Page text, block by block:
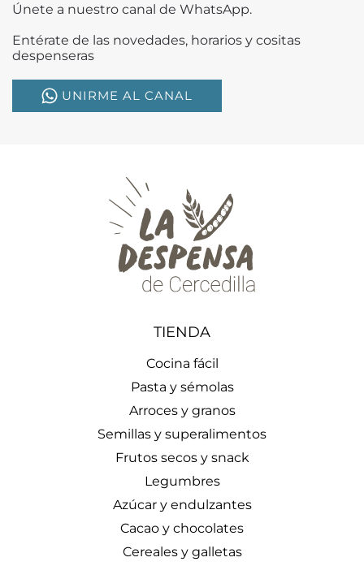
Únete a nuestro canal de WhatsApp.
Entérate de las novedades, horarios y cositas
despenseras
UNIRME AL CANAL
TIENDA
Cocina fácil
Pasta y sémolas
Arroces y granos
Semillas y superalimentos
Frutos secos y snack
Legumbres
Azúcar y endulzantes
Cacao y chocolates
Cereales y galletas